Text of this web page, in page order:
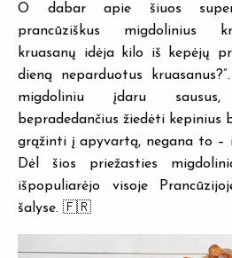
O dabar apie šiuos
prancūziškus migdolinius
kruasanų idėja kilo iš kepėjų
dieną neparduotus
migdoliniu įdaru
bepradedančius žiedėti
grąžinti į apyvartą, negana to –
Dėl šios priežasties
išpopuliarėjo visoje
šalyse. 🇫🇷